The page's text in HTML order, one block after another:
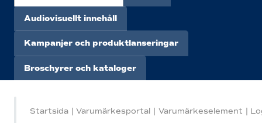
Audiovisuellt innehåll
Kampanjer och produktlanseringar
Broschyrer och kataloger
Startsida | Varumärkesportal | Varumärkeselement |